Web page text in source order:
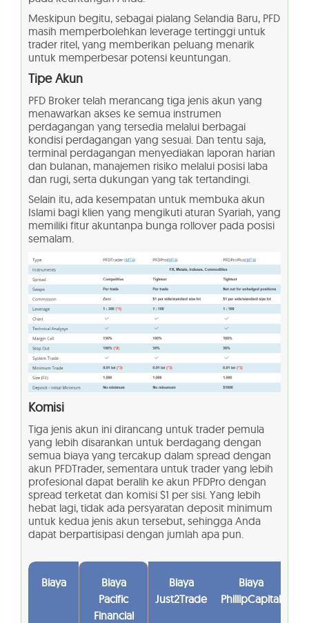
Meskipun begitu, sebagai pialang Selandia Baru, PFD
masih memperbolehkan leverage tertinggi untuk
trader ritel, yang memberikan peluang menarik
untuk memperbesar potensi keuntungan.
Tipe Akun
PFD Broker telah merancang tiga jenis akun yang
menawarkan akses ke semua instrumen
perdagangan yang tersedia melalui berbagai
kondisi perdagangan yang sesuai. Dan tentu saja,
terminal perdagangan menyediakan laporan harian
dan bulanan, manajemen risiko melalui posisi laba
dan rugi, serta dukungan yang tak tertandingi.
Selain itu, ada kesempatan untuk membuka akun
Islami bagi klien yang mengikuti aturan Syariah, yang
memiliki fitur akuntanpa bunga rollover pada posisi
semalam.
Komisi
Tiga jenis akun ini dirancang untuk trader pemula
yang lebih disarankan untuk berdagang dengan
semua biaya yang tercakup dalam spread dengan
akun PFDTrader, sementara untuk trader yang lebih
profesional dapat beralih ke akun PFDPro dengan
spread terketat dan komisi $1 per sisi. Yang lebih
hebat lagi, tidak ada persyaratan deposit minimum
untuk kedua jenis akun tersebut, sehingga Anda
dapat berpartisipasi dengan jumlah apa pun.
Biaya
Biaya
Pacific
Financial
Biaya
Just2Trade
Biaya
PhillipCapital